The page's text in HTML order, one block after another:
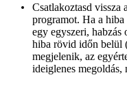
Csatlakoztasd vissza
programot. Ha a
egy egyszeri, habzás
hiba rövid időn belül
megjelenik, az
ideiglenes megoldás,